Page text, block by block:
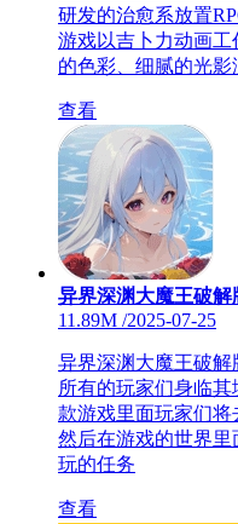
研发的治愈系放置
游戏以吉卜力动画
的色彩、细腻的光
查看
异界深渊大魔王破解
11.89M /2025-07-25
异界深渊大魔王破
所有的玩家们身临
款游戏里面玩家们将
然后在游戏的世界
玩的任务
查看